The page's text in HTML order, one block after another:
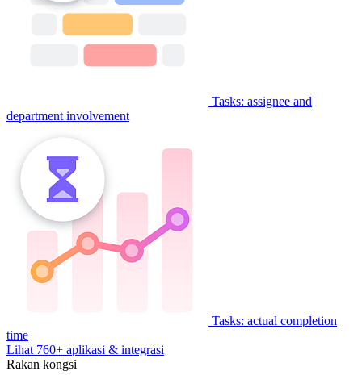
Tasks: assignee and
department involvement
Tasks: actual completion
time
Lihat 760+ aplikasi & integrasi
Rakan kongsi